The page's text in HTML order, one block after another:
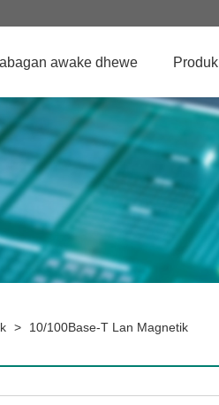
awake dhewe Produk
> 10/100Base-T Lan Magnetik